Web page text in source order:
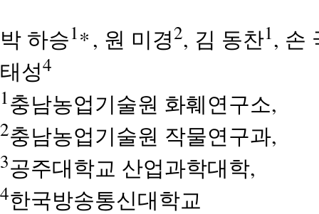
박 하승1*, 원 미경2, 김 동찬1, 손
태성4
1 충남농업기술원 화훼연구소,
2충남농업기술원 작물연구과,
3공주대학교 산업과학대학,
4한국방송통신대학교